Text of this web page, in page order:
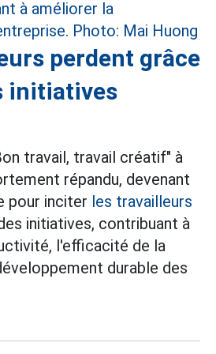
perdent grâce
initiatives
travail, travail créatif" à
répandu, devenant
pour inciter les travailleurs
initiatives, contribuant à
l'efficacité de la
durable des